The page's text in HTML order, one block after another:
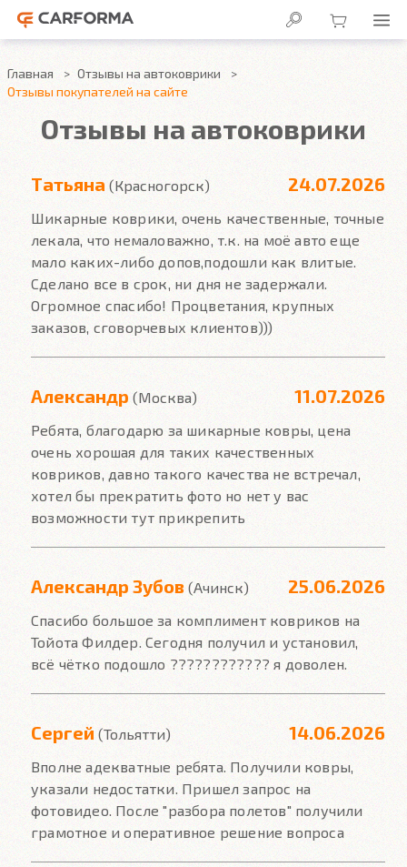
Главная
Отзывы на автоковрики
Отзывы покупателей на сайте
Отзывы на автоковрики
Татьяна (Красногорск) 24.07.2026
Шикарные коврики, очень качественные, точные
лекала, что немаловажно, т.к. на моё авто еще
мало каких-либо допов,подошли как влитые.
Сделано все в срок, ни дня не задержали.
Огромное спасибо! Процветания, крупных
заказов, сговорчевых клиентов)))
Александр (Москва) 11.07.2026
Ребята, благодарю за шикарные ковры, цена
очень хорошая для таких качественных
ковриков, давно такого качества не встречал,
хотел бы прекратить фото но нет у вас
возможности тут прикрепить
Александр Зубов (Ачинск) 25.06.2026
Спасибо большое за комплимент ковриков на
Тойота Филдер. Сегодня получил и установил,
всё чётко подошло ???????????? я доволен.
Сергей (Тольятти) 14.06.2026
Вполне адекватные ребята. Получили ковры,
указали недостатки. Пришел запрос на
фотовидео. После "разбора полетов" получили
грамотное и оперативное решение вопроса